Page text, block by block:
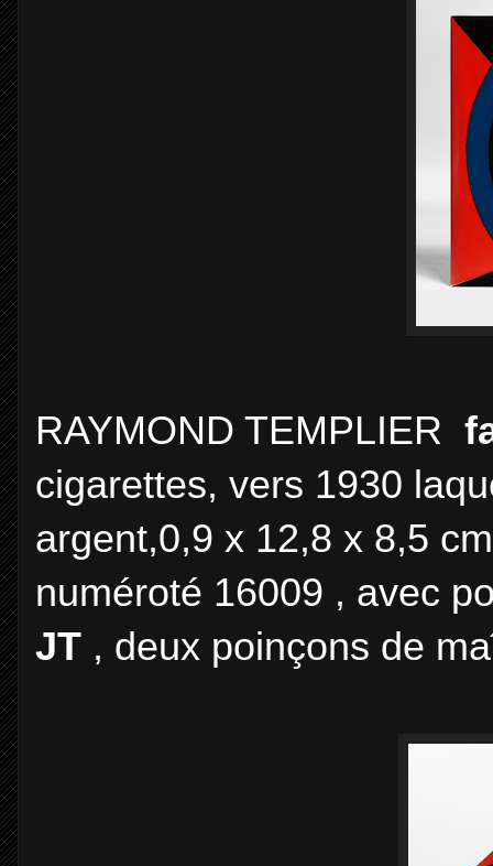
RAYMOND TEMPLIER
cigarettes, vers 1930
argent,0,9 x 12,8 x 8,5
numéroté 16009 , avec
JT , deux poinçons de